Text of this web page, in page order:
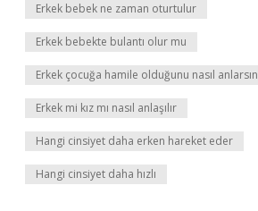
Erkek bebek ne zaman oturtulur
Erkek bebekte bulantı olur mu
Erkek çocuğa hamile olduğunu nasıl anlarsın
Erkek mi kız mı nasıl anlaşılır
Hangi cinsiyet daha erken hareket eder
Hangi cinsiyet daha hızlı